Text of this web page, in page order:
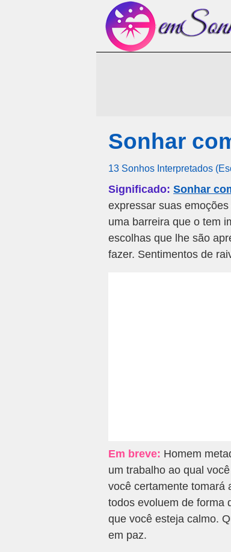
Sonhar
13 Sonhos Interpretados
Significado: Sonhar
expressar suas
uma barreira que o tem
escolhas que lhe são
fazer. Sentimentos de
Em breve: Homem
um trabalho ao qual
você certamente tomará
todos evoluem de forma
que você esteja calmo.
em paz.